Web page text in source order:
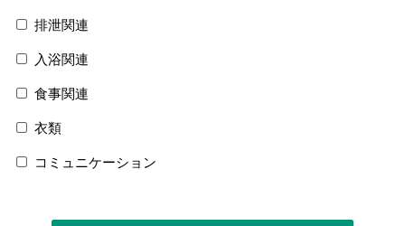
排泄関連
入浴関連
食事関連
衣類
コミュニケーション